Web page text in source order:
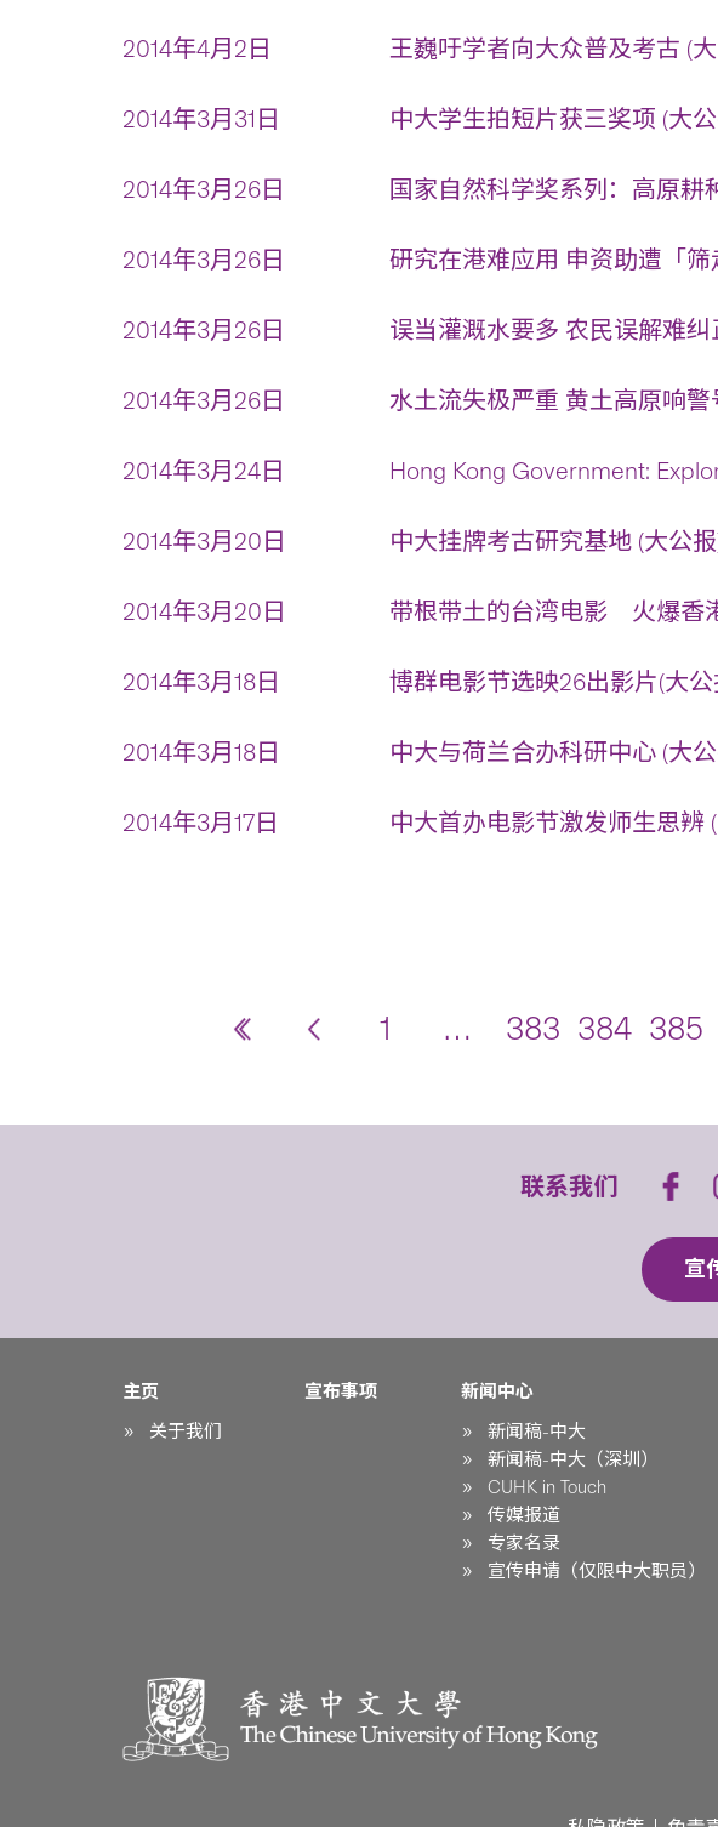
2014年4月2日 王巍吁学者向大众普及考古 (
2014年3月31日 中大学生拍短片获三奖项 (大
2014年3月26日 国家自然科学奖系列：高原耕
2014年3月26日 研究在港难应用 申资助遭「筛
2014年3月26日 误当灌溉水要多 农民误解难纠
2014年3月26日 水土流失极严重 黄土高原响警
2014年3月24日 Hong Kong Government:
2014年3月20日 中大挂牌考古研究基地 (大公
2014年3月20日 带根带土的台湾电影 火爆香
2014年3月18日 博群电影节选映26出影片(大公
2014年3月18日 中大与荷兰合办科研中心 (大
2014年3月17日 中大首办电影节激发师生思辨
1 … 383 384 385
联系我们
宣
主页
关于我们
宣布事项
新闻中心
新闻稿-中大
新闻稿-中大（深圳）
CUHK in Touch
传媒报道
专家名录
宣传申请（仅限中大职员）